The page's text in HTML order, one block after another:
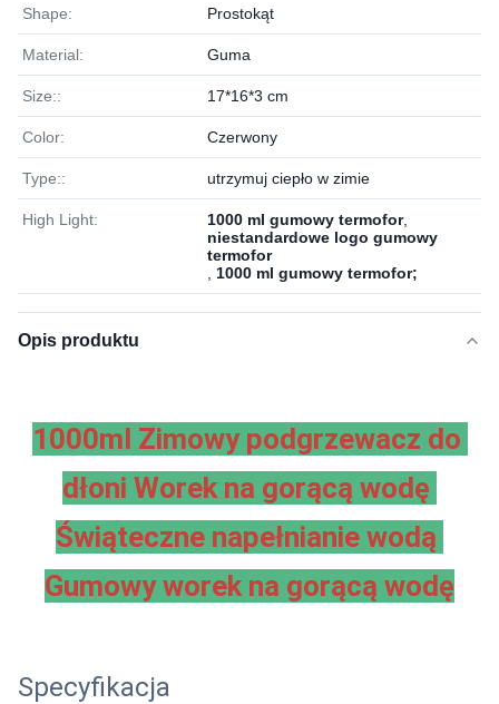
Shape: Prostokąt
Material: Guma
Size:: 17*16*3 cm
Color: Czerwony
Type:: utrzymuj ciepło w zimie
High Light: 1000 ml gumowy termofor,
niestandardowe logo gumowy
termofor
1000 ml gumowy termofor;
Opis produktu
1000ml Zimowy podgrzewacz do
dłoni Worek na gorącą wodę
Świąteczne napełnianie wodą
Gumowy worek na gorącą wodę
Specyfikacja